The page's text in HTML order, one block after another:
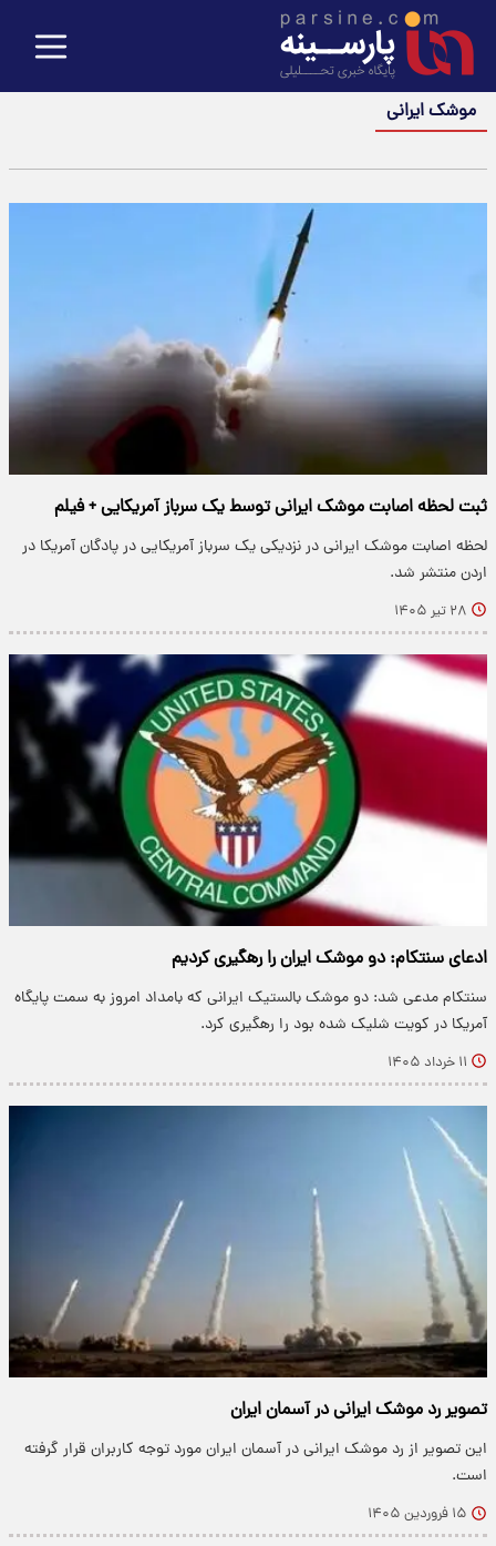
موشک ایرانی
ثبت لحظه اصابت موشک ایرانی توسط یک سرباز آمریکایی + فیلم
لحظه اصابت موشک ایرانی در نزدیکی یک سرباز آمریکایی در پادگان آمریکا در
اردن منتشر شد.
۲۸ تیر ۱۴۰۵
ادعای سنتکام: دو موشک ایران را رهگیری کردیم
سنتکام مدعی شد: دو موشک بالستیک ایرانی که بامداد امروز به سمت پایگاه
آمریکا در کویت شلیک شده بود را رهگیری کرد.
۱۱ خرداد ۱۴۰۵
تصویر رد موشک ایرانی در آسمان ایران
این تصویر از رد موشک ایرانی در آسمان ایران مورد توجه کاربران قرار گرفته
است.
۱۵ فروردین ۱۴۰۵